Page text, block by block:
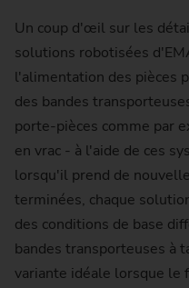
Un coup d'œil sur les
solutions robotisées
l'alimentation des pièces
des bandes
porte-pièces comme par
en vrac - à l'aide de ces
lorsqu'il prend de
terminées, chaque
des conditions de base
bandes transporteuses à
variante idéale lorsque le